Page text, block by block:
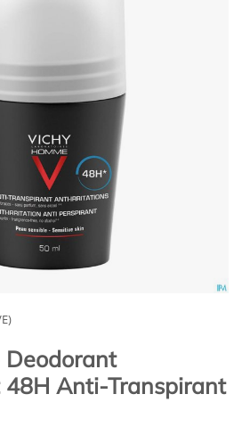
Deodorant
48H Anti-Transpirant